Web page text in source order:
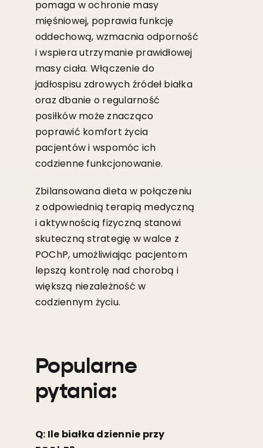
pomaga w ochronie masy
mięśniowej, poprawia funkcję
oddechową, wzmacnia odporność
i wspiera utrzymanie prawidłowej
masy ciała. Włączenie do
jadłospisu zdrowych źródeł białka
oraz dbanie o regularność
posiłków może znacząco
poprawić komfort życia
pacjentów i wspomóc ich
codzienne funkcjonowanie.
Zbilansowana dieta w połączeniu
z odpowiednią terapią medyczną
i aktywnością fizyczną stanowi
skuteczną strategię w walce z
POChP, umożliwiając pacjentom
lepszą kontrolę nad chorobą i
większą niezależność w
codziennym życiu.
Popularne
pytania:
Q: Ile białka dziennie przy